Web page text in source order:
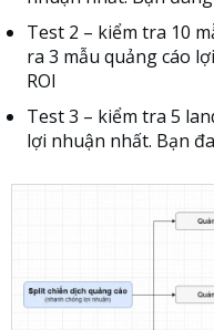
Test 2 – kiểm tra 10
ra 3 mẫu quảng cáo
ROI
Test 3 – kiểm tra 5
lợi nhuận nhất. Bạn